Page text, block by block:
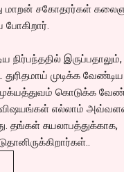
மாறன் சகோதரர்கள்
இருப்பதாலும்,
முடிக்க வேண்டிய
கொடுக்க
விஷயங்கள் எல்லாம்
தங்கள் சுயலாபத்துக்காக,